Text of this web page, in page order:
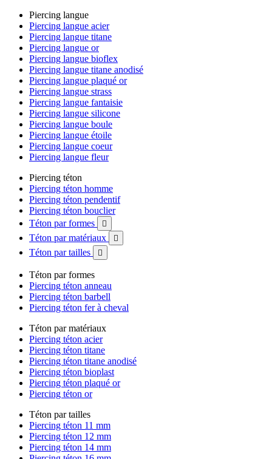
Piercing langue
Piercing langue acier
Piercing langue titane
Piercing langue or
Piercing langue bioflex
Piercing langue titane anodisé
Piercing langue plaqué or
Piercing langue strass
Piercing langue fantaisie
Piercing langue silicone
Piercing langue boule
Piercing langue étoile
Piercing langue coeur
Piercing langue fleur
Piercing téton
Piercing téton homme
Piercing téton pendentif
Piercing téton bouclier
Téton par formes

Téton par matériaux 
Téton par tailles 
Téton par formes
Piercing téton anneau
Piercing téton barbell
Piercing téton fer à cheval
Téton par matériaux
Piercing téton acier
Piercing téton titane
Piercing téton titane anodisé
Piercing téton bioplast
Piercing téton plaqué or
Piercing téton or
Téton par tailles
Piercing téton 11 mm
Piercing téton 12 mm
Piercing téton 14 mm